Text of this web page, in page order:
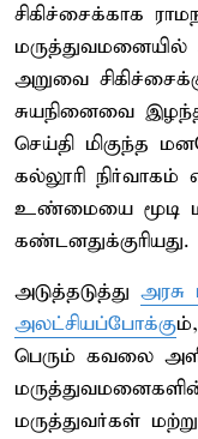
சிகிச்சைக்காக
மருத்துவமனையில்
அறுவை
சுயநினைவை
செய்தி மிகுந்த
கல்லூரி நிர்வாகம்
உண்மையை மூடி
கண்டனதுக்குரியது.
அடுத்தடுத்து
அலட்சியப்போக்கு
பெரும் கவலை
மருத்துவர்கள்